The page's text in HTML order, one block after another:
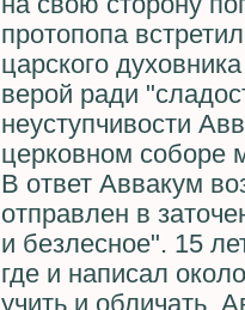
протопопа
царского
верой ради
неуступчивости
церковном соборе
В ответ Аввакум
отправлен в
и безлесное". 15
где и написал
учить и обличать,